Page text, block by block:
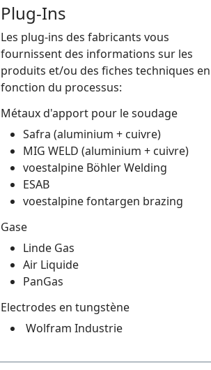
Plug-Ins
Les plug-ins des fabricants vous
fournissent des informations sur les
produits et/ou des fiches techniques en
fonction du processus:
Métaux d'apport pour le soudage
Safra (aluminium + cuivre)
MIG WELD (aluminium + cuivre)
voestalpine Böhler Welding
ESAB
voestalpine fontargen brazing
Gase
Linde Gas
Air Liquide
PanGas
Electrodes en tungstène
Wolfram Industrie